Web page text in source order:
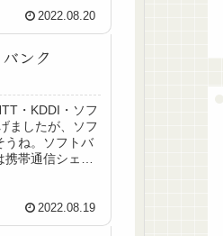
2022.08.20
ンク
・KDDI・ソフ
ましたが、ソフ
うね。ソフトバ
携帯通信シェア
2022.08.19